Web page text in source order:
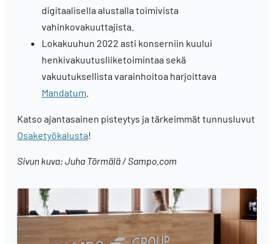
digitaalisella alustalla toimivista
vahinkovakuuttajista.
Lokakuuhun 2022 asti konserniin kuului
henkivakuutusliiketoimintaa sekä
vakuutuksellista varainhoitoa harjoittava
Mandatum
Katso ajantasainen pisteytys ja tärkeimmät tunnusluvut
Osaketyökalusta!
Sivun kuva: Juha Törmälä / Sampo.com